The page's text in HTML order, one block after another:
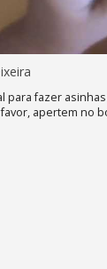
para fazer
apertem no